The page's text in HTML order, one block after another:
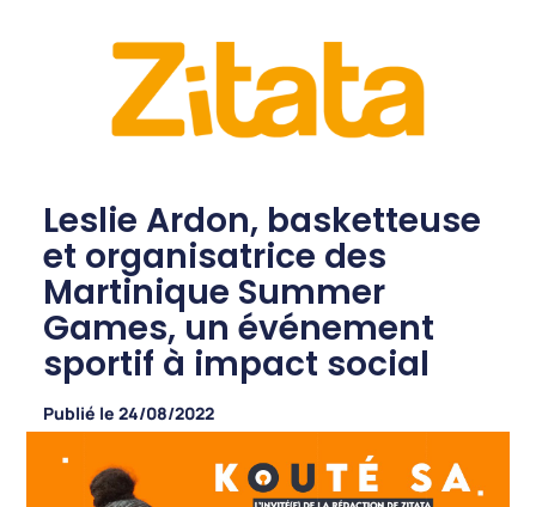
Leslie Ardon, basketteuse
et organisatrice des
Martinique Summer
Games, un événement
sportif à impact social
Publié le 24/08/2022